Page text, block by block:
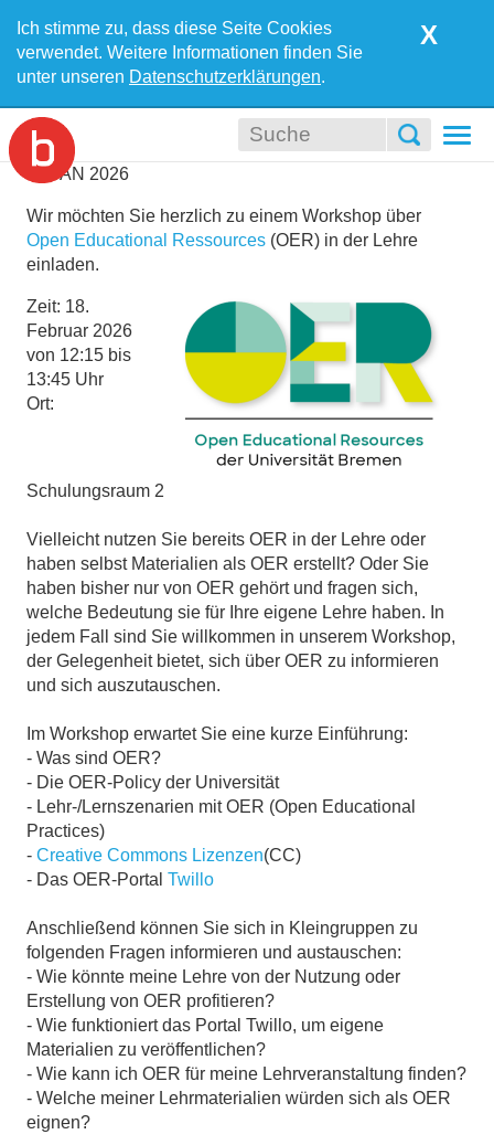
Ich stimme zu, dass diese Seite Cookies
verwendet. Weitere Informationen finden Sie
unter unseren Datenschutzerklärungen.
X
JAN 2026
Wir möchten Sie herzlich zu einem Workshop über
Open Educational Ressources (OER) in der Lehre
einladen.
Zeit: 18.
Februar 2026
von 12:15 bis
13:45 Uhr
Ort:
Schulungsraum 2
Vielleicht nutzen Sie bereits OER in der Lehre oder
haben selbst Materialien als OER erstellt? Oder Sie
haben bisher nur von OER gehört und fragen sich,
welche Bedeutung sie für Ihre eigene Lehre haben. In
jedem Fall sind Sie willkommen in unserem Workshop,
der Gelegenheit bietet, sich über OER zu informieren
und sich auszutauschen.
Im Workshop erwartet Sie eine kurze Einführung:
- Was sind OER?
- Die OER-Policy der Universität
- Lehr-/Lernszenarien mit OER (Open Educational
Practices)
- Creative Commons Lizenzen(CC)
- Das OER-Portal Twillo
Anschließend können Sie sich in Kleingruppen zu
folgenden Fragen informieren und austauschen:
- Wie könnte meine Lehre von der Nutzung oder
Erstellung von OER profitieren?
- Wie funktioniert das Portal Twillo, um eigene
Materialien zu veröffentlichen?
- Wie kann ich OER für meine Lehrveranstaltung finden?
- Welche meiner Lehrmaterialien würden sich als OER
eignen?